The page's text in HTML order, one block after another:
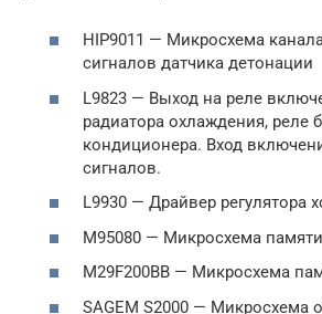
HIP9011 — Микросхема
сигналов датчика детонации
L9823 — Выход на реле
радиатора охлаждения, реле
кондиционера. Вход
сигналов.
L9930 — Драйвер регулятора
M95080 — Микросхема памяти
M29F200BB — Микросхема
SAGEM S2000 — Микросхема